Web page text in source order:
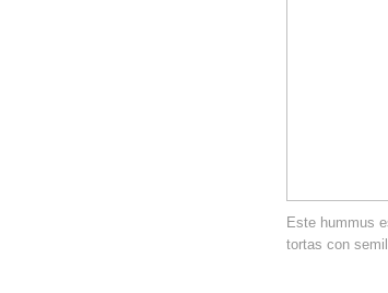
Este hummus
tortas con